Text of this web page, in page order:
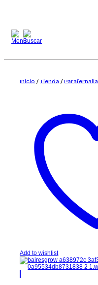
Inicio / Tienda / Parafernalia
Add to wishlist